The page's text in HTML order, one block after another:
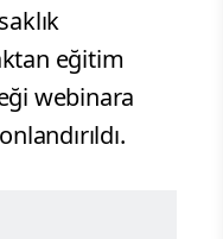
eğitim
webinara